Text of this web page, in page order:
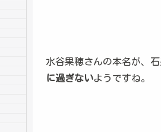
水谷果穂さんの本名が、
に過ぎないようですね。